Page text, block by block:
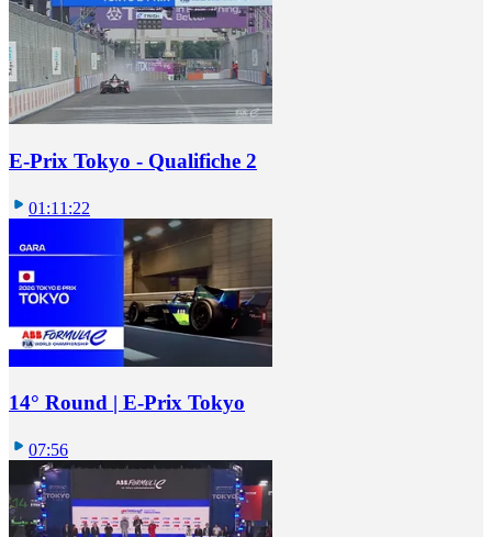
E-Prix Tokyo - Qualifiche 2
01:11:22
14° Round | E-Prix Tokyo
07:56